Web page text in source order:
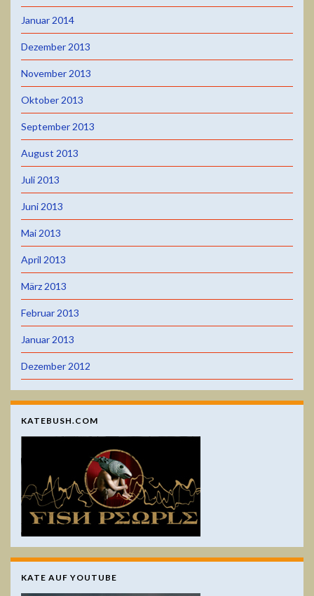
Januar 2014
Dezember 2013
November 2013
Oktober 2013
September 2013
August 2013
Juli 2013
Juni 2013
Mai 2013
April 2013
März 2013
Februar 2013
Januar 2013
Dezember 2012
KATEBUSH.COM
KATE AUF YOUTUBE